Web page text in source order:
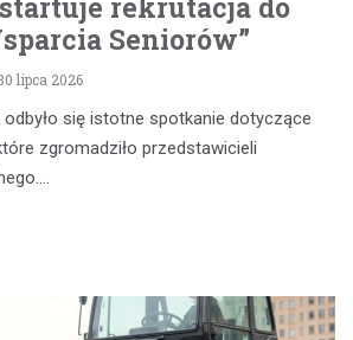
Seniorów”
lipca 2026
odbyło się istotne spotkanie dotyczące
zgromadziło przedstawicieli